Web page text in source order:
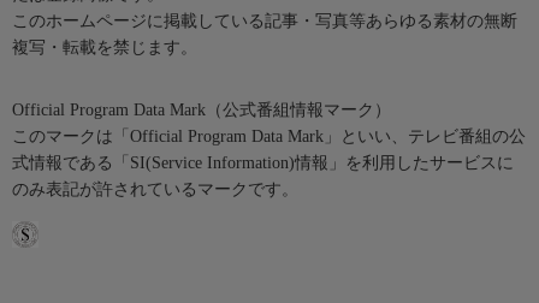
このホームページに掲載している記事・写真等あらゆる素材の無断
複写・転載を禁じます。
Official Program Data Mark（公式番組情報マーク）
このマークは「Official Program Data Mark」といい、テレビ番組の公
式情報である「SI(Service Information)情報」を利用したサービスに
のみ表記が許されているマークです。